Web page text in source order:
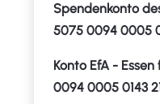
Spendenkonto
5075 0094 0005
Konto EfA - Essen
0094 0005 0143